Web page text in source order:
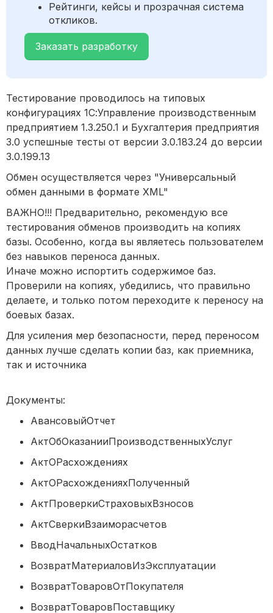
Рейтинги, кейсы и прозрачная система
откликов.
Заказать разработку
Тестирование проводилось на типовых
конфигурациях 1С:Управление производственным
предприятием 1.3.250.1 и Бухгалтерия предприятия
3.0 успешные тесты от версии 3.0.183.24 до версии
3.0.199.13
Обмен осуществляется через "Универсальный
обмен данными в формате XML"
ВАЖНО!!! Предварительно, рекомендую все
тестирования обменов производить на копиях
базы. Особенно, когда вы являетесь пользователем
без навыков переноса данных.
Иначе можно испортить содержимое баз.
Проверили на копиях, убедились, что правильно
делаете, и только потом переходите к переносу на
боевых базах.
Для усиления мер безопасности, перед переносом
данных лучше сделать копии баз, как приемника,
так и источника
Документы:
АвансовыйОтчет
АктОРасхождениях
АктОРасхожденияхПолученный
АктПроверкиСтраховыхВзносов
АктСверкиВзаиморасчетов
ВводНачальныхОстатков
ВозвратМатериаловИзЭксплуатации
ВозвратТоваровОтПокупателя
ВозвратТоваровПоставщику